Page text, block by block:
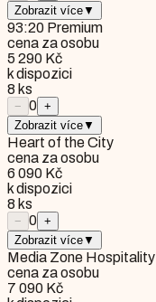
Zobrazit více▼
93:20 Premium
cena za osobu
5 290 Kč
k dispozici
8 ks
− 0 +
Zobrazit více▼
Heart of the City
cena za osobu
6 090 Kč
k dispozici
8 ks
− 0 +
Zobrazit více▼
Media Zone Hospitality
cena za osobu
7 090 Kč